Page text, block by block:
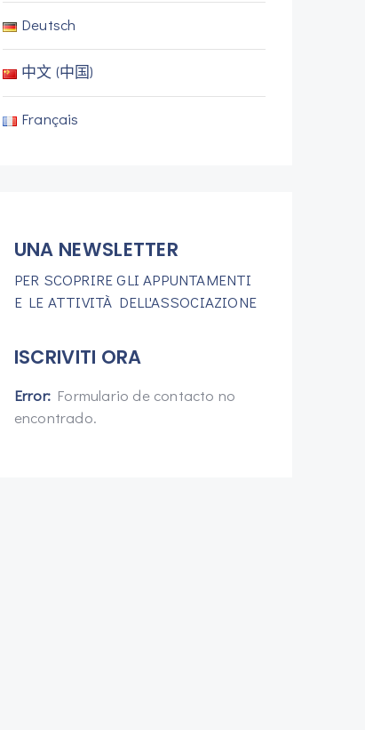
Deutsch
中文 (中国)
Français
UNA NEWSLETTER
PER SCOPRIRE GLI APPUNTAMENTI
E LE ATTIVITÀ DELL'ASSOCIAZIONE
ISCRIVITI ORA
Error: Formulario de contacto no
encontrado.